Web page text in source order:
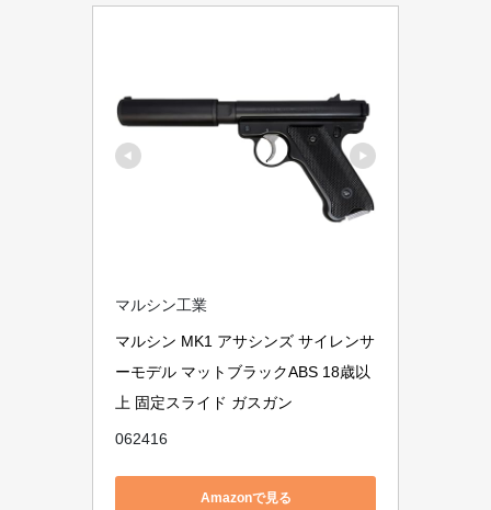
マルシン工業
マルシン MK1 アサシンズ サイレンサ
ーモデル マットブラックABS 18歳以
上 固定スライド ガスガン
062416
Amazonで見る